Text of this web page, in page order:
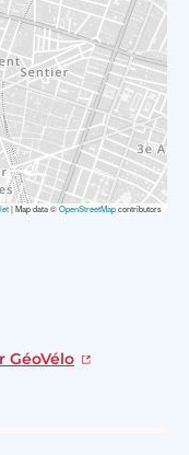
|Map data ©OpenStreetMapcontributors
GéoVélo